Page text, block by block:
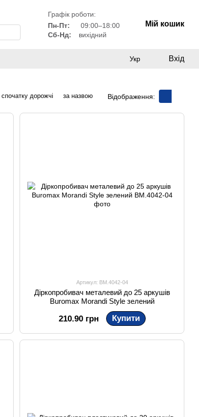
Графік роботи:
Пн-Пт:
09:00–18:00
Сб-Нд:
вихідний
Мій кошик
Укр Вхід
спочатку дорожчі за назвою Відображення:
Артикул: BM.4042-04
Діркопробивач металевий до 25 аркушів
Buromax Morandi Style зелений
210.90 грн Купити